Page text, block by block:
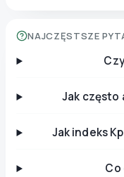
NAJCZĘSTSZE
Jak często
Jak indeks
Co